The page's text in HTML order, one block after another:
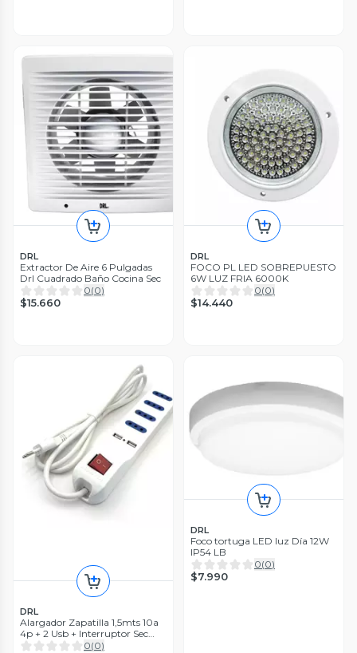
DRL
Extractor De Aire 6 Pulgadas
Drl Cuadrado Baño Cocina Sec
0(0)
$15.660
DRL
FOCO PL LED SOBREPUESTO
6W LUZ FRIA 6000K
0(0)
$14.440
DRL
Alargador Zapatilla 1,5mts 10a
4p + 2 Usb + Interruptor Sec
Blanco
0(0)
DRL
Foco tortuga LED luz Día 12W
IP54 LB
0(0)
$7.990